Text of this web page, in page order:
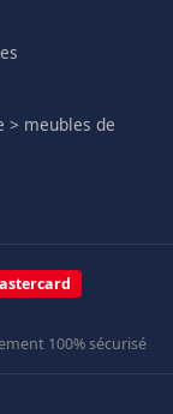
> meubles de
100% sécurisé